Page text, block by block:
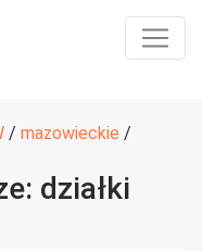
/ mazowieckie /
działki